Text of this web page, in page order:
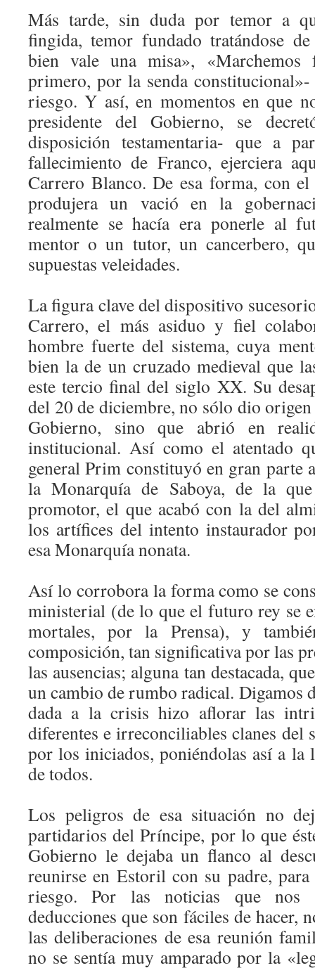
Más tarde, sin duda por temor a
fingida, temor fundado tratándose
bien vale una misa»,
primero, por la senda constitucional»-
riesgo. Y así, en momentos en que
presidente del Gobierno, se
disposición testamentaria- que a
fallecimiento de Franco, ejerciera
Carrero Blanco. De esa forma, con
produjera un vació en la
realmente se hacía era ponerle al
mentor o un tutor, un cancerbero,
supuestas veleidades.
La figura clave del dispositivo
Carrero, el más asiduo y fiel
hombre fuerte del sistema, cuya
bien la de un cruzado medieval que
este tercio final del siglo XX. Su
del 20 de diciembre, no sólo dio
Gobierno, sino que abrió en
institucional. Así como el atentado
general Prim constituyó en gran parte
la Monarquía de Saboya, de la
promotor, el que acabó con la del
los artífices del intento instaurador
esa Monarquía nonata.
Así lo corrobora la forma como se
ministerial (de lo que el futuro rey se
mortales, por la Prensa), y
composición, tan significativa por las
las ausencias; alguna tan destacada,
un cambio de rumbo radical. Digamos
dada a la crisis hizo aflorar las
diferentes e irreconciliables clanes del
por los iniciados, poniéndolas así a la
de todos.
Los peligros de esa situación no
partidarios del Príncipe, por lo que
Gobierno le dejaba un flanco al
reunirse en Estoril con su padre, para
riesgo. Por las noticias que
deducciones que son fáciles de hacer,
las deliberaciones de esa reunión
no se sentía muy amparado por la